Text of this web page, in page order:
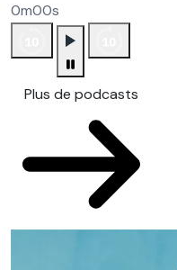
0m00s
Plus de podcasts